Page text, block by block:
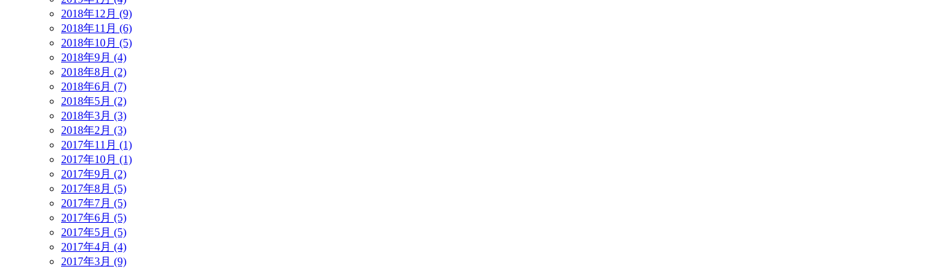
2018年12月 (9)
2018年11月 (6)
2018年10月 (5)
2018年9月 (4)
2018年8月 (2)
2018年6月 (7)
2018年5月 (2)
2018年3月 (3)
2018年2月 (3)
2017年11月 (1)
2017年10月 (1)
2017年9月 (2)
2017年8月 (5)
2017年7月 (5)
2017年6月 (5)
2017年5月 (5)
2017年4月 (4)
2017年3月 (9)